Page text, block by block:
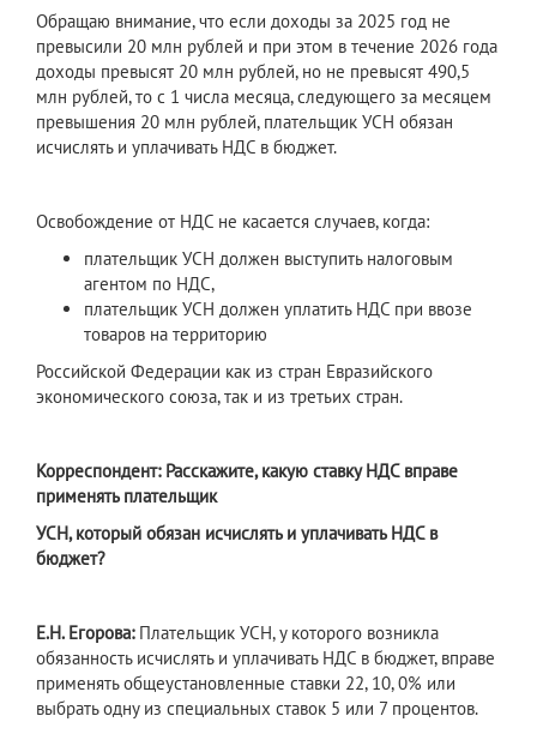
Обращаю внимание, что если доходы за 2025 год не
превысили 20 млн рублей и при этом в течение 2026 года
доходы превысят 20 млн рублей, но не превысят 490,5
млн рублей, то с 1 числа месяца, следующего за месяцем
превышения 20 млн рублей, плательщик УСН обязан
исчислять и уплачивать НДС в бюджет.
Освобождение от НДС не касается случаев, когда:
плательщик УСН должен выступить налоговым
агентом по НДС,
плательщик УСН должен уплатить НДС при ввозе
товаров на территорию
Российской Федерации как из стран Евразийского
экономического союза, так и из третьих стран.
Корреспондент: Расскажите, какую ставку НДС вправе
применять плательщик
УСН, который обязан исчислять и уплачивать НДС в
бюджет?
Е.Н. Егорова: Плательщик УСН, у которого возникла
обязанность исчислять и уплачивать НДС в бюджет, вправе
применять общеустановленные ставки 22, 10, 0% или
выбрать одну из специальных ставок 5 или 7 процентов.